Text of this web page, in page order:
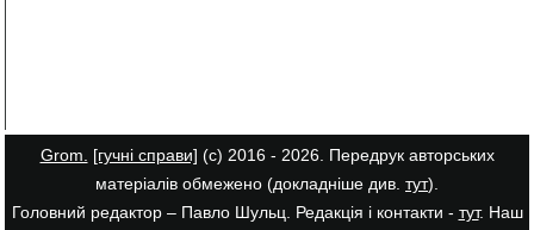
Grom. [гучні справи] (с) 2016 - 2026. Передрук авторських
матеріалів обмежено (докладніше див. тут).
Головний редактор – Павло Шульц. Редакція і контакти - тут. Наш